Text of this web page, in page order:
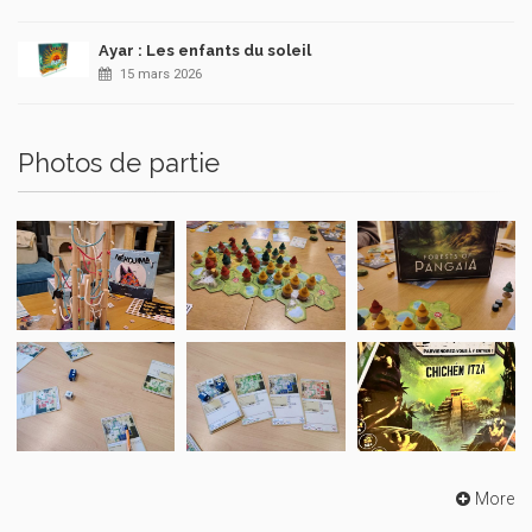
Ayar : Les enfants du soleil
15 mars 2026
Photos de partie
More